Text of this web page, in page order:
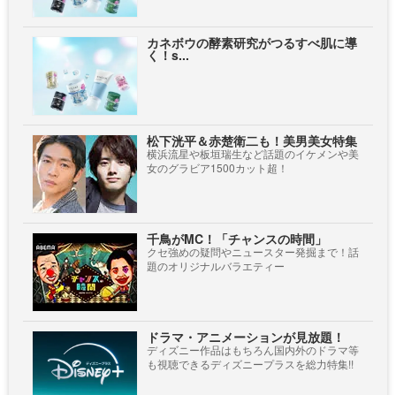
カネボウの酵素研究がつるすべ肌に導
く！s...
松下洸平＆赤楚衛二も！美男美女特集
横浜流星や板垣瑞生など話題のイケメンや美
女のグラビア1500カット超！
千鳥がMC！「チャンスの時間」
クセ強めの疑問やニュースター発掘まで！話
題のオリジナルバラエティー
ドラマ・アニメーションが見放題！
ディズニー作品はもちろん国内外のドラマ等
も視聴できるディズニープラスを総力特集!!